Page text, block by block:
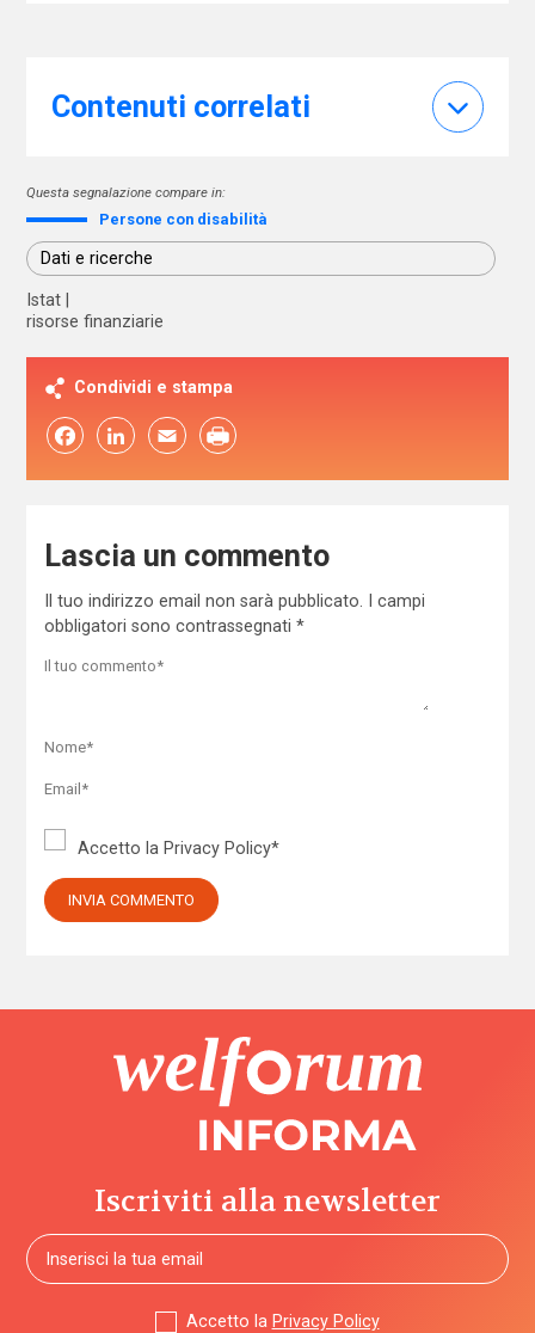
Contenuti correlati
Questa segnalazione compare in:
Persone con disabilità
Dati e ricerche
Istat
risorse finanziarie
Condividi e stampa
FacebookLinkedIn Email
Lascia un commento
Il tuo indirizzo email non sarà pubblicato.
I campi
obbligatori sono contrassegnati *
Accetto la Privacy Policy*
Iscriviti alla newsletter
Accetto la Privacy Policy